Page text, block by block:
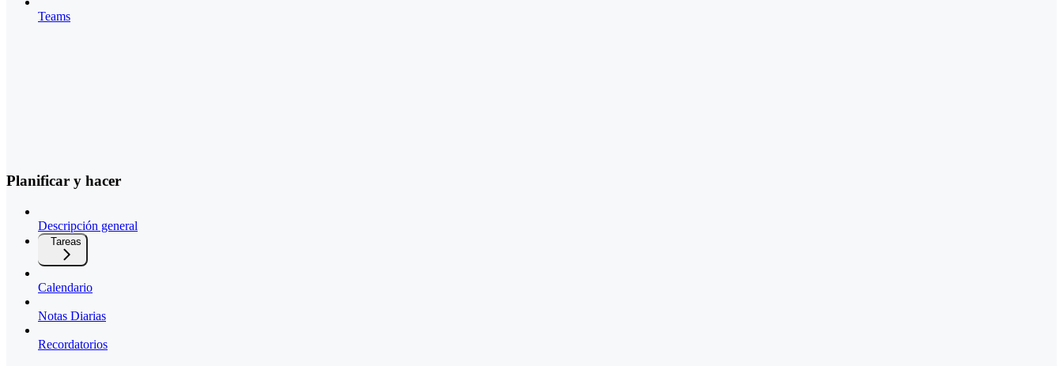
Teams
Planificar y hacer
Descripción general
Tareas
Calendario
Notas Diarias
Recordatorios